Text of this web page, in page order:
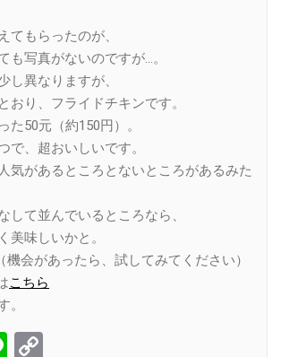
てもらったのが、
も写真がないのですが…。
し異なりますが、
おり、フライドチキンです。
た50元（約150円）。
で、超おいしいです。
気があるところとないところがあるみた
して並んでいるところなら、
美味しいかと。
機会があったら、試してみてください）
こちら
。
Line